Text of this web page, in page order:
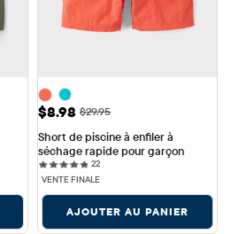
Prix ​​de vente: $8.98
$8.98 Prix ​​d'origine: $29.95
$29.95
Short de piscine à enfiler à
séchage rapide pour garçon
2222 reviews
VENTE FINALE
AJOUTER AU PANIER